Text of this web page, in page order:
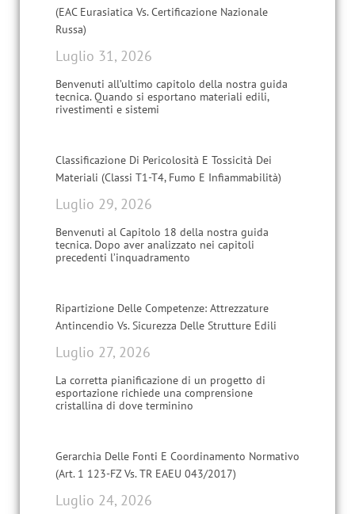
(EAC Eurasiatica Vs. Certificazione Nazionale
Russa)
Luglio 31, 2026
Benvenuti all’ultimo capitolo della nostra guida
tecnica. Quando si esportano materiali edili,
rivestimenti e sistemi
Classificazione Di Pericolosità E Tossicità Dei
Materiali (Classi T1-T4, Fumo E Infiammabilità)
Luglio 29, 2026
Benvenuti al Capitolo 18 della nostra guida
tecnica. Dopo aver analizzato nei capitoli
precedenti l’inquadramento
Ripartizione Delle Competenze: Attrezzature
Antincendio Vs. Sicurezza Delle Strutture Edili
Luglio 27, 2026
La corretta pianificazione di un progetto di
esportazione richiede una comprensione
cristallina di dove terminino
Gerarchia Delle Fonti E Coordinamento Normativo
(Art. 1 123-FZ Vs. TR EAEU 043/2017)
Luglio 24, 2026